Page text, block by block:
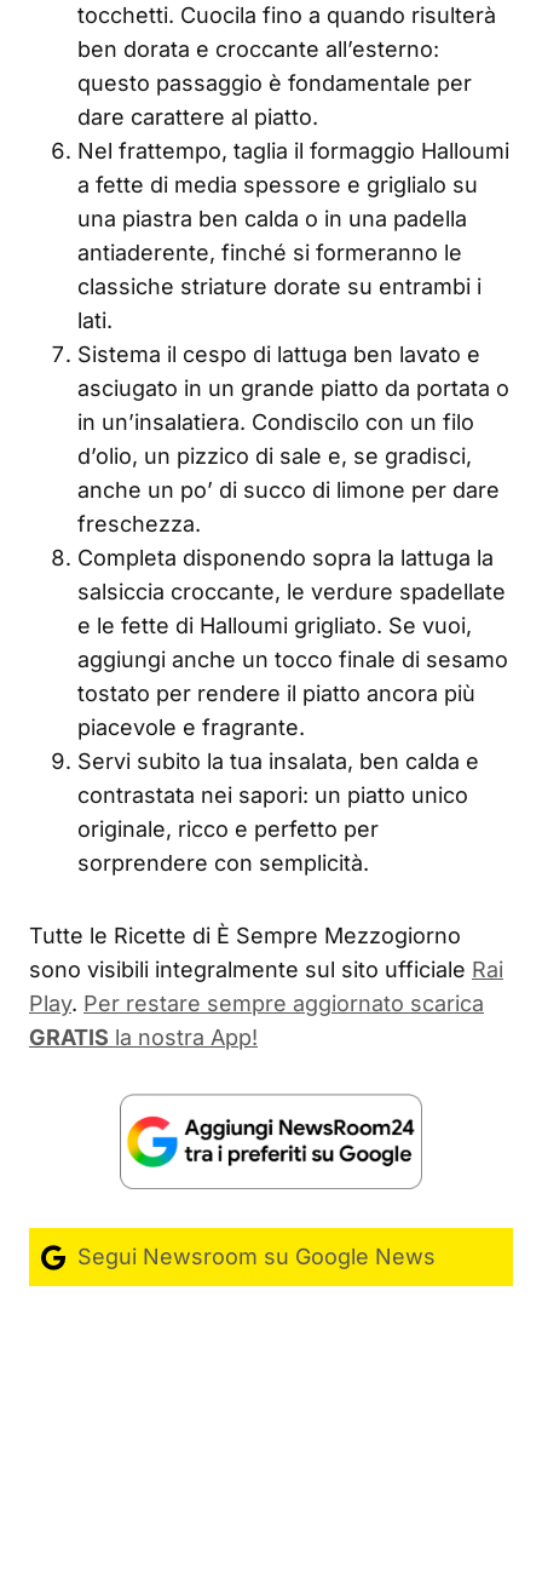
tocchetti. Cuocila fino a quando risulterà
ben dorata e croccante all’esterno:
questo passaggio è fondamentale per
dare carattere al piatto.
Nel frattempo, taglia il formaggio Halloumi
a fette di media spessore e griglialo su
una piastra ben calda o in una padella
antiaderente, finché si formeranno le
classiche striature dorate su entrambi i
lati.
Sistema il cespo di lattuga ben lavato e
asciugato in un grande piatto da portata o
in un’insalatiera. Condiscilo con un filo
d’olio, un pizzico di sale e, se gradisci,
anche un po’ di succo di limone per dare
freschezza.
Completa disponendo sopra la lattuga la
salsiccia croccante, le verdure spadellate
e le fette di Halloumi grigliato. Se vuoi,
aggiungi anche un tocco finale di sesamo
tostato per rendere il piatto ancora più
piacevole e fragrante.
Servi subito la tua insalata, ben calda e
contrastata nei sapori: un piatto unico
originale, ricco e perfetto per
sorprendere con semplicità.
Tutte le Ricette di È Sempre Mezzogiorno
sono visibili integralmente sul sito ufficiale Rai
Play. Per restare sempre aggiornato scarica
GRATIS la nostra App!
Segui Newsroom su Google News